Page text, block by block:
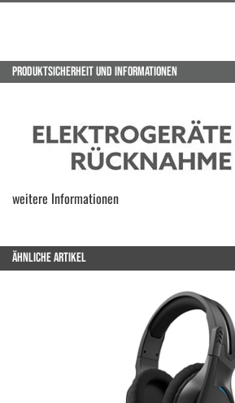
PRODUKTSICHERHEIT UND INFORMATIONEN
weitere Informationen
ÄHNLICHE ARTIKEL